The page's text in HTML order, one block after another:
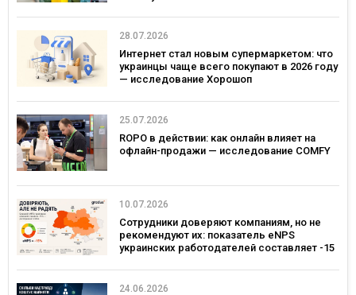
28.07.2026
Интернет стал новым супермаркетом: что
украинцы чаще всего покупают в 2026 году
— исследование Хорошоп
25.07.2026
ROPO в действии: как онлайн влияет на
офлайн-продажи — исследование COMFY
10.07.2026
Сотрудники доверяют компаниям, но не
рекомендуют их: показатель eNPS
украинских работодателей составляет -15
24.06.2026